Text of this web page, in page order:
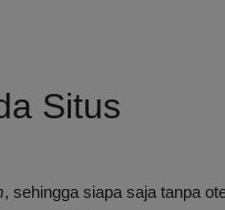
Situs
, sehingga siapa saja tanpa